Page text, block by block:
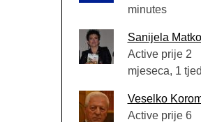
minutes
Sanijela
Active prije 2
mjeseca, 1
Veselko
Active prije 6